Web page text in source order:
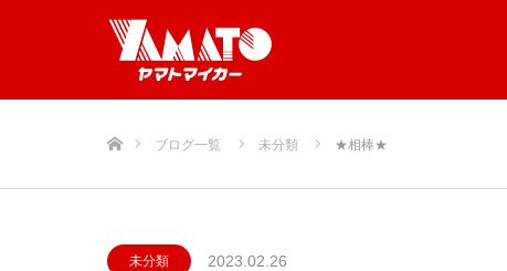
ブログ一覧 未分類 ★相棒★
未分類 2023.02.26